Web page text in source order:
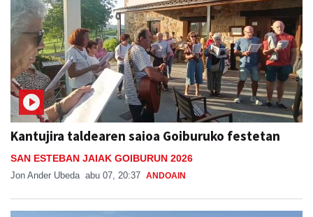
Kantujira taldearen saioa Goiburuko festetan
SAN ESTEBAN JAIAK GOIBURUN 2026
Jon Ander Ubeda abu 07, 20:37 ANDOAIN